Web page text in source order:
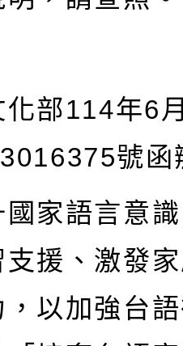
部114年6
號函
家語言意
支援、激發
以加強台